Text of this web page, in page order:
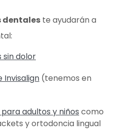
te ayudarán a
sin dolor
Invisalign (tenemos en
adultos y niños como
y ortodoncia lingual